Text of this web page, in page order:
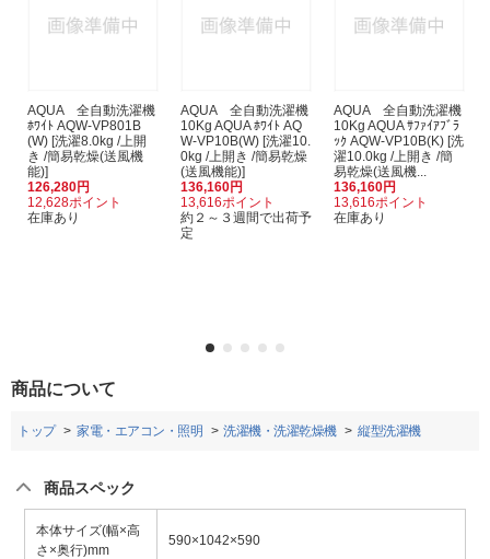
AQUA 全自動洗濯機
ﾎﾜｲﾄ AQW-VP801B
(W) [洗濯8.0kg /上開
き /簡易乾燥(送風機
能)]
126,280円
12,628ポイント
在庫あり
AQUA 全自動洗濯機
10Kg AQUA ﾎﾜｲﾄ AQ
W-VP10B(W) [洗濯10.
0kg /上開き /簡易乾燥
(送風機能)]
136,160円
13,616ポイント
約２～３週間で出荷予
定
AQUA 全自動洗濯機
10Kg AQUA ｻﾌｧｲｱﾌﾞﾗ
ｯｸ AQW-VP10B(K) [洗
濯10.0kg /上開き /簡
易乾燥(送風機...
136,160円
13,616ポイント
在庫あり
商品について
トップ 家電・エアコン・照明 洗濯機・洗濯乾燥機 縦型洗濯機
商品スペック
本体サイズ(幅×高
さ×奥行)mm
590×1042×590